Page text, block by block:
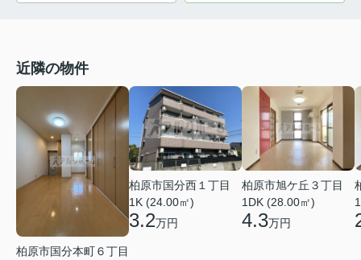
近隣の物件
柏原市国分本町６丁目
柏原市国分西１丁目
1K (24.00㎡)
3.2万円
柏原市旭ケ丘３丁目
1DK (28.00㎡)
4.3万円